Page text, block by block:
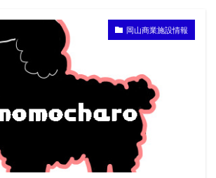
岡山商業施設情報